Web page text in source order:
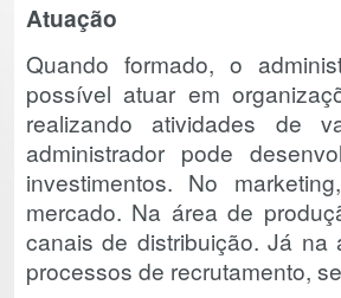
Atuação
Quando formado, o
possível atuar em
realizando atividades de
administrador pode
investimentos. No
mercado. Na área de
canais de distribuição. Já
processos de recrutamento,